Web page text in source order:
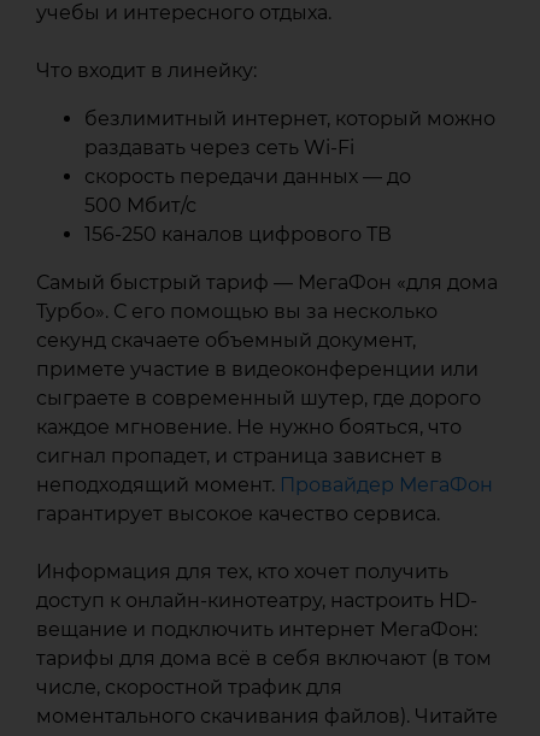
учебы и интересного отдыха.
Что входит в линейку:
безлимитный интернет, который можно
раздавать через сеть Wi‑Fi
скорость передачи данных — до
500 Мбит/с
156-250 каналов цифрового ТВ
Самый быстрый тариф — МегаФон «для дома
Турбо». С его помощью вы за несколько
секунд скачаете объемный документ,
примете участие в видеоконференции или
сыграете в современный шутер, где дорого
каждое мгновение. Не нужно бояться, что
сигнал пропадет, и страница зависнет в
неподходящий момент. Провайдер МегаФон
гарантирует высокое качество сервиса.
Информация для тех, кто хочет получить
доступ к онлайн-кинотеатру, настроить HD-
вещание и подключить интернет МегаФон:
тарифы для дома всё в себя включают (в том
числе, скоростной трафик для
моментального скачивания файлов). Читайте